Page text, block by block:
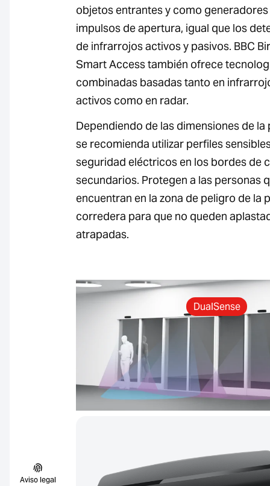
Aviso legal
objetos entrantes y como
impulsos de apertura, igual que los
de infrarrojos activos y pasivos. BBC
Smart Access también ofrece
combinadas basadas tanto en
activos como en radar.
Dependiendo de las dimensiones de la
se recomienda utilizar perfiles
seguridad eléctricos en los bordes de
secundarios. Protegen a las personas
encuentran en la zona de peligro de la
corredera para que no queden
atrapadas.
DualSense